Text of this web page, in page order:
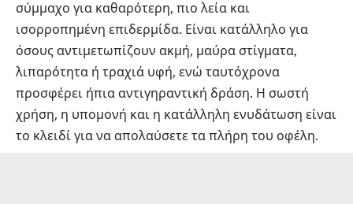
σύμμαχο για καθαρότερη, πιο λεία και
ισορροπημένη επιδερμίδα. Είναι κατάλληλο για
όσους αντιμετωπίζουν ακμή, μαύρα στίγματα,
λιπαρότητα ή τραχιά υφή, ενώ ταυτόχρονα
προσφέρει ήπια αντιγηραντική δράση. Η σωστή
χρήση, η υπομονή και η κατάλληλη ενυδάτωση είναι
το κλειδί για να απολαύσετε τα πλήρη του οφέλη.